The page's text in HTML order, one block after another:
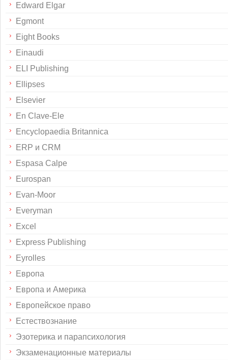
Edward Elgar
Egmont
Eight Books
Einaudi
ELI Publishing
Ellipses
Elsevier
En Clave-Ele
Encyclopaedia Britannica
ERP и CRM
Espasa Calpe
Eurospan
Evan-Moor
Everyman
Excel
Express Publishing
Eyrolles
Европа
Европа и Америка
Европейское право
Естествознание
Эзотерика и парапсихология
Экзаменационные материалы